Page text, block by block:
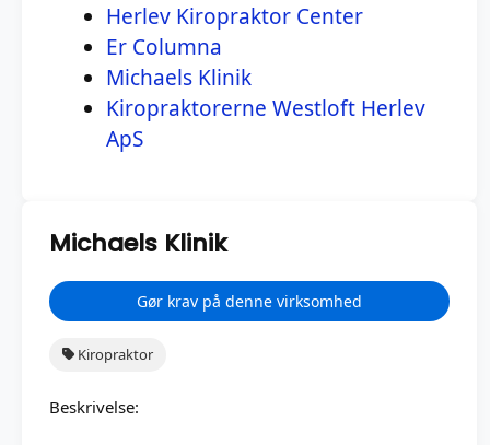
Herlev Kiropraktor Center
Er Columna
Michaels Klinik
Kiropraktorerne Westloft Herlev
ApS
Michaels Klinik
Gør krav på denne virksomhed
Kiropraktor
Beskrivelse: